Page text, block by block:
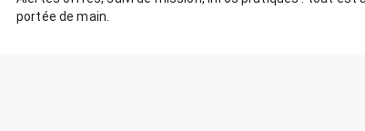
portée de main.